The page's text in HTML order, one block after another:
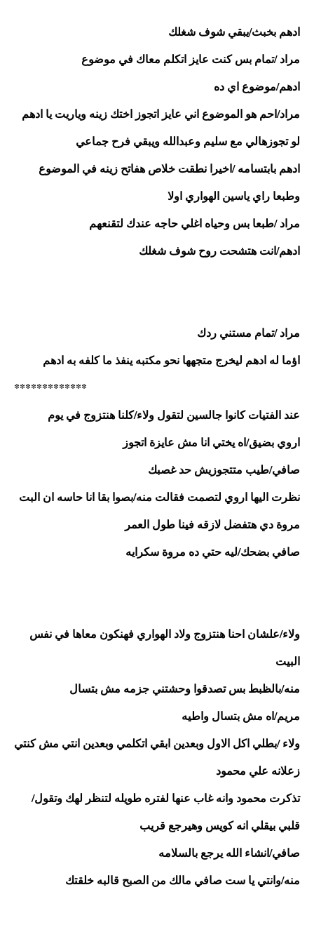
ادهم بخبث/يبقي شوف شغلك
مراد /تمام بس كنت عايز اتكلم معاك في موضوع
ادهم/موضوع اي ده
لو تجوزهالي مع سليم وعبدالله ويبقي فرح جماعي
وطبعا راي ياسين الهواري اولا
مراد /طبعا بس وحياه اغلي حاجه عندك لتقنعهم
ادهم/انت هتشحت روح شوف شغلك
مراد /تمام مستني ردك
اؤما له ادهم ليخرج متجهها نحو مكتبه ينفذ ما كلفه به ادهم
*************
عند الفتيات كانوا جالسين لتقول ولاء/كلنا هنتزوج في يوم
اروي بضيق/اه يختي انا مش عايزة اتجوز
صافي/طيب متتجوزيش حد غصبك
مروة دي هتفضل لازقه فينا طول العمر
صافي بضحك/ليه حتي ده مروة سكرايه
البيت
منه/بالظبط بس تصدقوا وحشتني جزمه مش بتسال
مريم/اه مش بتسال واطيه
زعلانه علي محمود
تذكرت محمود وانه غاب عنها لفتره طويله لتنظر لهك وتقول/
قلبي بيقلي انه كويس وهيرجع قريب
صافي/انشاء الله يرجع بالسلامه
منه/وانتي يا ست صافي مالك من الصبح قالبه خلقتك